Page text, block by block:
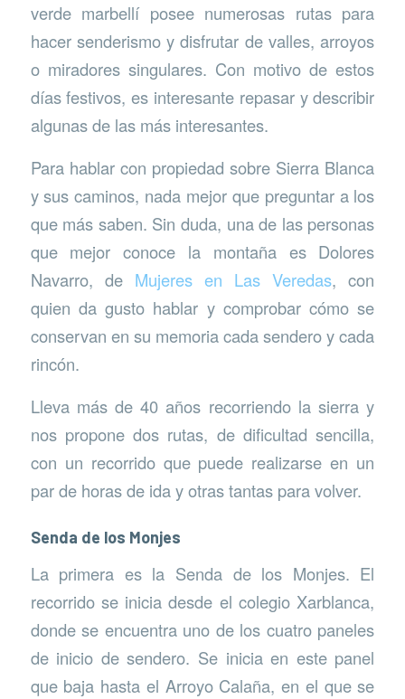
verde marbellí posee numerosas rutas para
hacer senderismo y disfrutar de valles, arroyos
o miradores singulares. Con motivo de estos
días festivos, es interesante repasar y describir
algunas de las más interesantes.
Para hablar con propiedad sobre Sierra Blanca
y sus caminos, nada mejor que preguntar a los
que más saben. Sin duda, una de las personas
que mejor conoce la montaña es Dolores
Navarro, de Mujeres en Las Veredas, con
quien da gusto hablar y comprobar cómo se
conservan en su memoria cada sendero y cada
rincón.
Lleva más de 40 años recorriendo la sierra y
nos propone dos rutas, de dificultad sencilla,
con un recorrido que puede realizarse en un
par de horas de ida y otras tantas para volver.
Senda de los Monjes
La primera es la Senda de los Monjes. El
recorrido se inicia desde el colegio Xarblanca,
donde se encuentra uno de los cuatro paneles
de inicio de sendero. Se inicia en este panel
que baja hasta el Arroyo Calaña, en el que se